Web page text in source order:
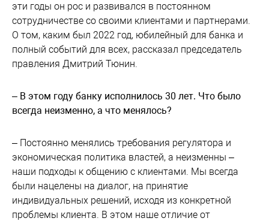
эти годы он рос и развивался в постоянном
сотрудничестве со своими клиентами и партнерами.
О том, каким был 2022 год, юбилейный для банка и
полный событий для всех, рассказал председатель
правления Дмитрий Тюнин.
– В этом году банку исполнилось 30 лет. Что было
всегда неизменно, а что менялось?
– Постоянно менялись требования регулятора и
экономическая политика властей, а неизменны –
наши подходы к общению с клиентами. Мы всегда
были нацелены на диалог, на принятие
индивидуальных решений, исходя из конкретной
проблемы клиента. В этом наше отличие от